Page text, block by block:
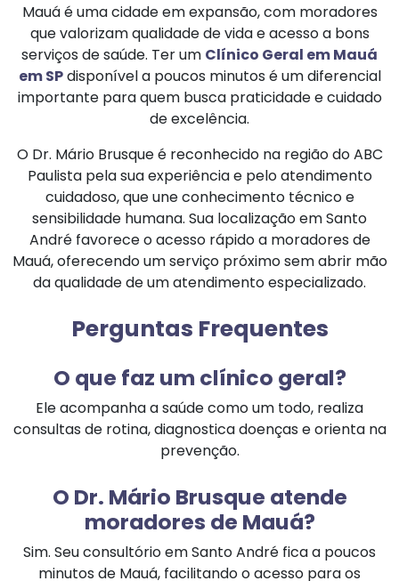
Mauá é uma cidade em expansão, com moradores
que valorizam qualidade de vida e acesso a bons
serviços de saúde. Ter um Clínico Geral em Mauá
em SPdisponível a poucos minutos é um diferencial
importante para quem busca praticidade e cuidado
de excelência.
O Dr. Mário Brusque é reconhecido na região do ABC
Paulista pela sua experiência e pelo atendimento
cuidadoso, que une conhecimento técnico e
sensibilidade humana. Sua localização em Santo
André favorece o acesso rápido a moradores de
Mauá, oferecendo um serviço próximo sem abrir mão
da qualidade de um atendimento especializado.
Perguntas Frequentes
O que faz um clínico geral?
Ele acompanha a saúde como um todo, realiza
consultas de rotina, diagnostica doenças e orienta na
prevenção.
O Dr. Mário Brusque atende
moradores de Mauá?
Sim. Seu consultório em Santo André fica a poucos
minutos de Mauá, facilitando o acesso para os